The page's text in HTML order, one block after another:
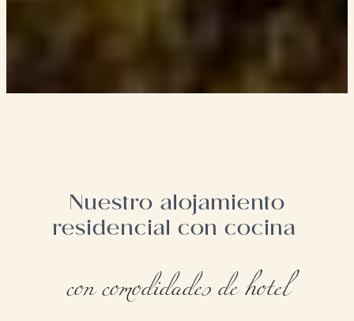
Nuestro alojamiento
residencial con cocina
con comodidades de hotel